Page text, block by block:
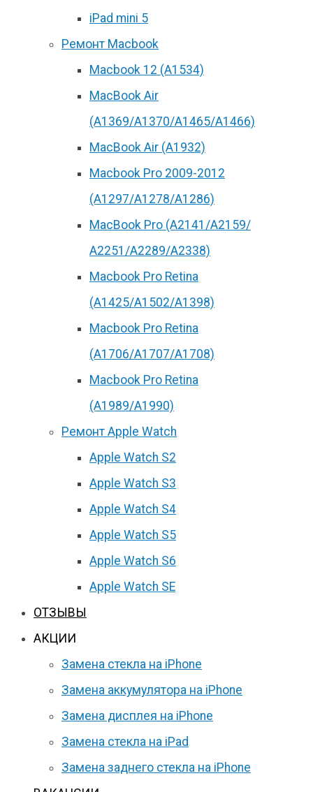
iPad mini 5
Ремонт Macbook
Macbook 12 (А1534)
MacBook Air
(A1369/A1370/A1465/A1466)
MacBook Air (A1932)
Macbook Pro 2009-2012
(A1297/A1278/A1286)
MacBook Pro (А2141/А2159/
А2251/A2289/A2338)
Macbook Pro Retina
(А1425/A1502/A1398)
Macbook Pro Retina
(А1706/A1707/A1708)
Macbook Pro Retina
(А1989/A1990)
Ремонт Apple Watch
Apple Watch S2
Apple Watch S3
Apple Watch S4
Apple Watch S5
Apple Watch S6
Apple Watch SE
ОТЗЫВЫ
АКЦИИ
Замена стекла на iPhone
Замена аккумулятора на iPhone
Замена дисплея на iPhone
Замена стекла на iPad
Замена заднего стекла на iPhone